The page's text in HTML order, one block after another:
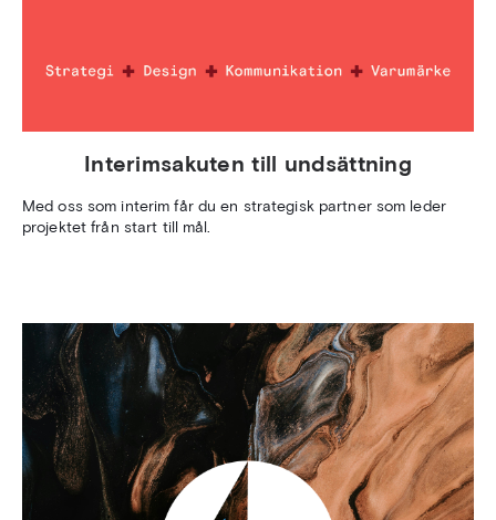
Interimsakuten till undsättning
Med oss som interim får du en strategisk partner som leder
projektet från start till mål.